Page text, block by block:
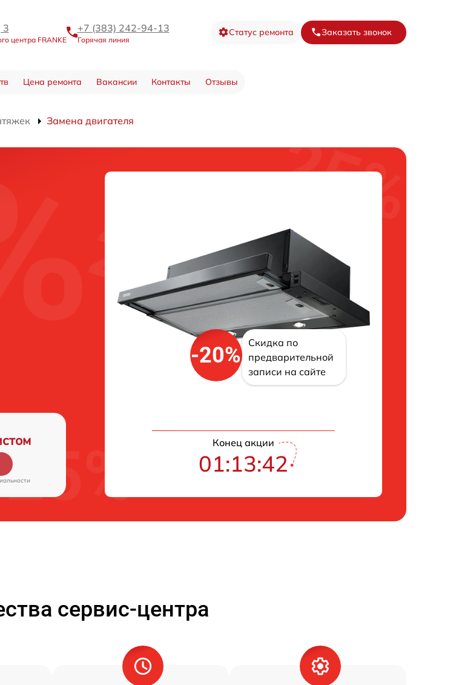
3
центра FRANKE
+7 (383) 242-94-13
Горячая линия
Статус ремонта Заказать звонок
Цена ремонта Вакансии Контакты Отзывы
Замена двигателя
-20%
Скидка по
предварительной
записи на сайте
Конец акции
01:13:42
сервис-центра